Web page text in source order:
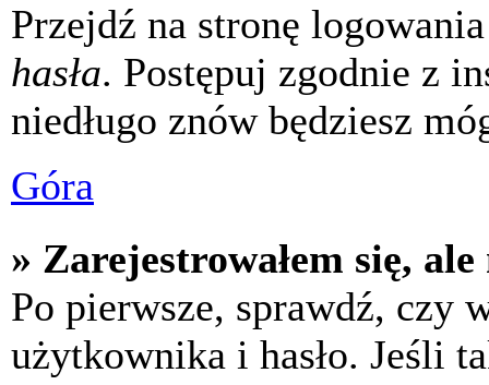
Przejdź na stronę
hasła. Postępuj zgodnie z
niedługo znów będziesz
Góra
» Zarejestrowałem się,
Po pierwsze, sprawdź, czy
użytkownika i hasło. Jeśli